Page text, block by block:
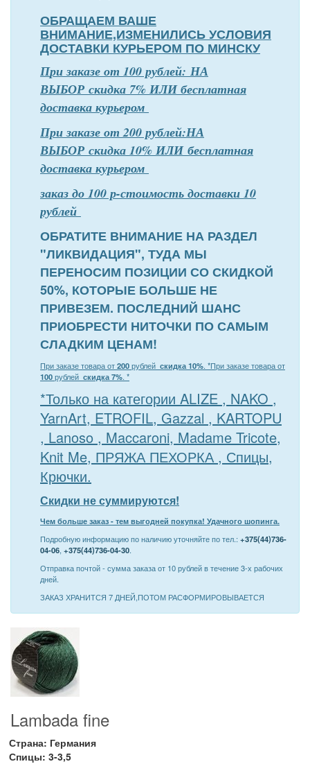
ОБРАЩАЕМ ВАШЕ
ВНИМАНИЕ,ИЗМЕНИЛИСЬ УСЛОВИЯ
ДОСТАВКИ КУРЬЕРОМ ПО МИНСКУ
При заказе от 100 рублей: НА
ВЫБОР скидка 7% ИЛИ бесплатная
доставка курьером
При заказе от 200 рублей:НА
ВЫБОР скидка 10% ИЛИ бесплатная
доставка курьером
заказ до 100 р-стоимость доставки 10
рублей
ОБРАТИТЕ ВНИМАНИЕ НА РАЗДЕЛ
"ЛИКВИДАЦИЯ", ТУДА МЫ
ПЕРЕНОСИМ ПОЗИЦИИ СО СКИДКОЙ
50%, КОТОРЫЕ БОЛЬШЕ НЕ
ПРИВЕЗЕМ. ПОСЛЕДНИЙ ШАНС
ПРИОБРЕСТИ НИТОЧКИ ПО САМЫМ
СЛАДКИМ ЦЕНАМ!
При заказе товара от200рублей скидка 10%. *При заказе товара от
100рублей скидка 7%. *
*Только на категории ALIZE , NAKO ,
YarnArt, ETROFIL, Gazzal , KARTOPU
, Lanoso , Maccaroni, Madame Tricote,
Knit Me, ПРЯЖА ПЕХОРКА , Спицы,
Крючки.
Скидки не суммируются!
Чем больше заказ - тем выгодней покупка! Удачного шопинга.
Подробную информацию по наличию уточняйте по тел.: +375(44)736-
04-06, +375(44)736-04-30.
Отправка почтой - сумма заказа от 10 рублей в течение 3-х рабочих
дней.
ЗАКАЗ ХРАНИТСЯ 7 ДНЕЙ,ПОТОМ РАСФОРМИРОВЫВАЕТСЯ
Lambada fine
Страна: Германия
Спицы: 3-3,5